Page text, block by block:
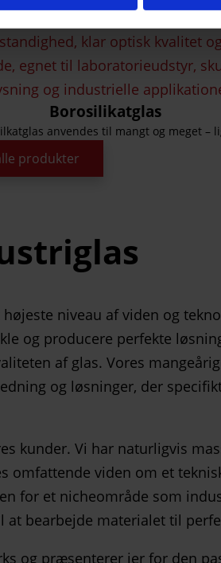
Borosilikatglas
anvendes til mangt og
produkter
niveau af viden og
og producere perfekte
af glas. Vores
og løsninger, der
kunder. Vi har naturligvis
viden om et
for et nicheområde som
at bearbejde materialet til
og præsenterer jer for den